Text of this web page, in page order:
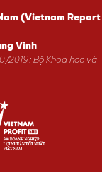
(Vietnam Report
Vinh
2019; Bộ Khoa học và